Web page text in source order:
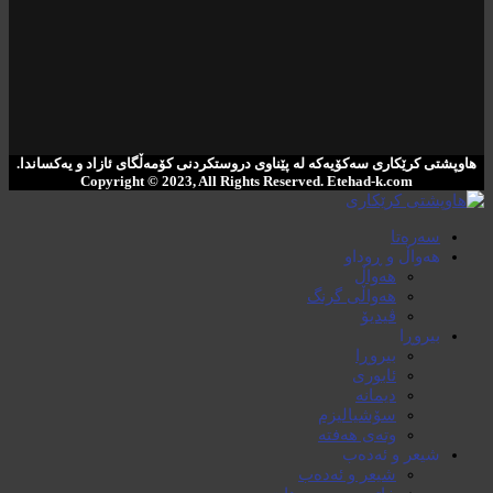
هاوپشتی کرێکاری سەکۆیەکە لە پێناوی دروستکردنی کۆمەڵگای ئازاد و یەکساندا.
Copyright © 2023, All Rights Reserved. ‌Etehad-k.com
سەرەتا
هەواڵ و ڕوداو
هەواڵ
هەواڵی گرنگ
ڤیدیۆ
بیروڕا
بیروڕا
ئابوری
دیمانە
سۆشیالیزم
وتەی هەفتە
شیعر و ئەدەب
شیعر و ئەدەب